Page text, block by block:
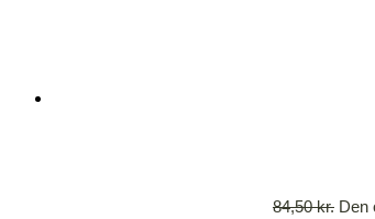
84,50kr. Den